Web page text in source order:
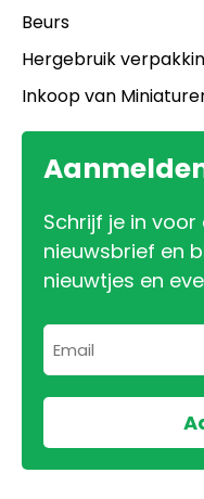
Beurs
Hergebruik
Inkoop van
Schrijf je in
nieuwsbrief en
nieuwtjes en